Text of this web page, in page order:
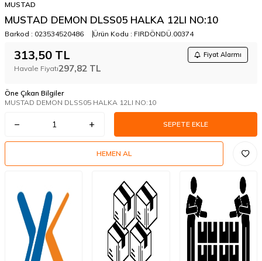
MUSTAD
MUSTAD DEMON DLSS05 HALKA 12LI NO:10
Barkod : 023534520486 Ürün Kodu : FIRDÖNDÜ.00374
313,50 TL Fiyat Alarmı
Havale Fiyatı297,82 TL
Öne Çıkan Bilgiler
MUSTAD DEMON DLSS05 HALKA 12LI NO:10
SEPETE EKLE
HEMEN AL